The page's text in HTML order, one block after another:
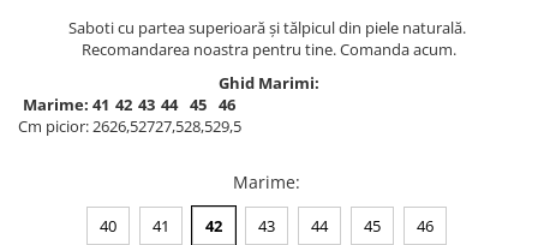
Saboti cu partea superioară şi tălpicul din piele naturală.
Recomandarea noastra pentru tine. Comanda acum.
Ghid Marimi:
Marime: 41 42 43 44 45 46
Cm picior: 2626,52727,528,529,5
Marime:
40 41 42 43 44 45
46